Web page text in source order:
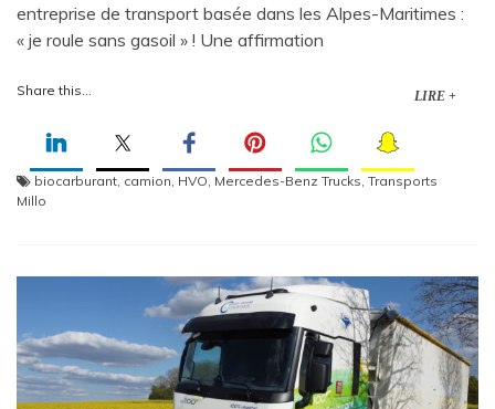
entreprise de transport basée dans les Alpes-Maritimes :
« je roule sans gasoil » ! Une affirmation
Share this... LIRE +
biocarburant camion HVO Mercedes-Benz Trucks Transports
Millo